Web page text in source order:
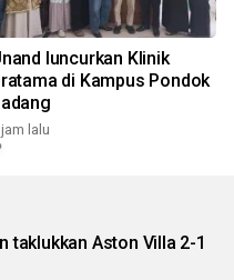
luncurkan Klinik
di Kampus Pondok
lalu
taklukkan Aston Villa 2-1